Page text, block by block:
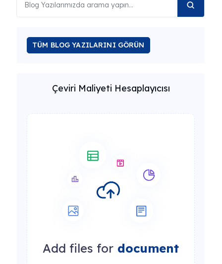
TÜM BLOG YAZILARINI GÖRÜN
Çeviri Maliyeti Hesaplayıcısı
Add files for document